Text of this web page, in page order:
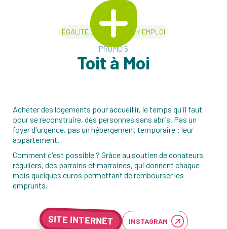
ÉGALITÉ DES CHANCES / EMPLOI
PROMO 5
Toit à Moi
Acheter des logements pour accueillir, le temps qu'il faut
pour se reconstruire, des personnes sans abris. Pas un
foyer d'urgence, pas un hébergement temporaire : leur
appartement.
Comment c'est possible ? Grâce au soutien de donateurs
réguliers, des parrains et marraines, qui donnent chaque
mois quelques euros permettant de rembourser les
emprunts.
SITE INTERNET INSTAGRAM